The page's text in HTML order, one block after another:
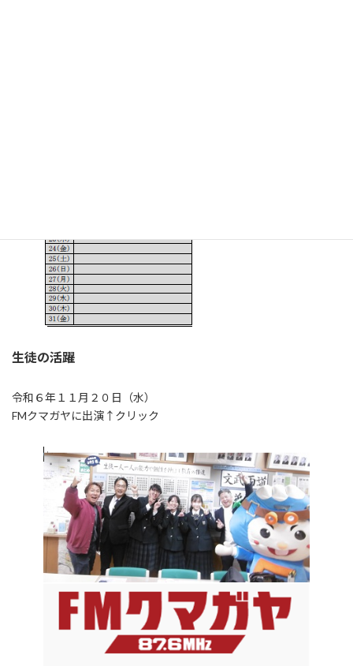
生徒の活躍
令和６年１１月２０日（水）
FMクマガヤに出演↑クリック